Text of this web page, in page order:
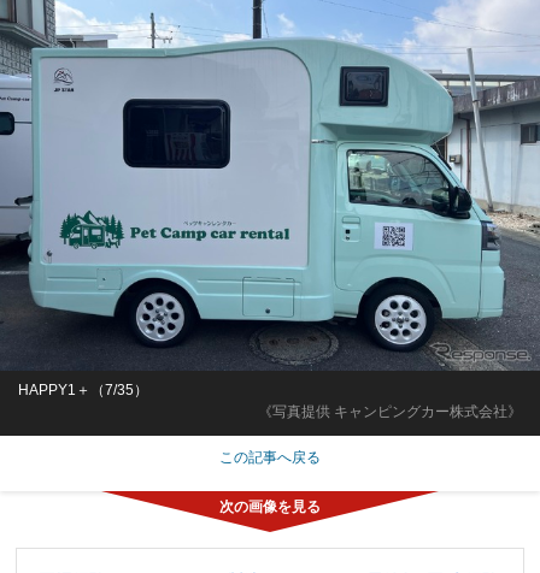
《写真提供 キャンピングカー株式会社》
HAPPY1＋（7/35）
この記事へ戻る